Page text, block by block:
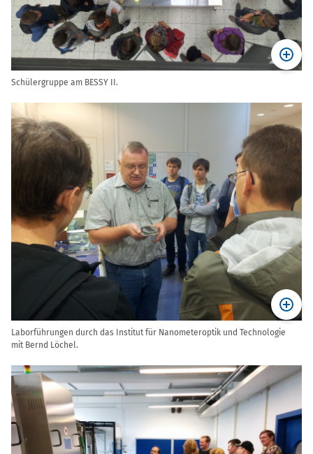
Schülergruppe am BESSY II.
Laborführungen durch das Institut für Nanometeroptik und Technologie
mit Bernd Löchel.